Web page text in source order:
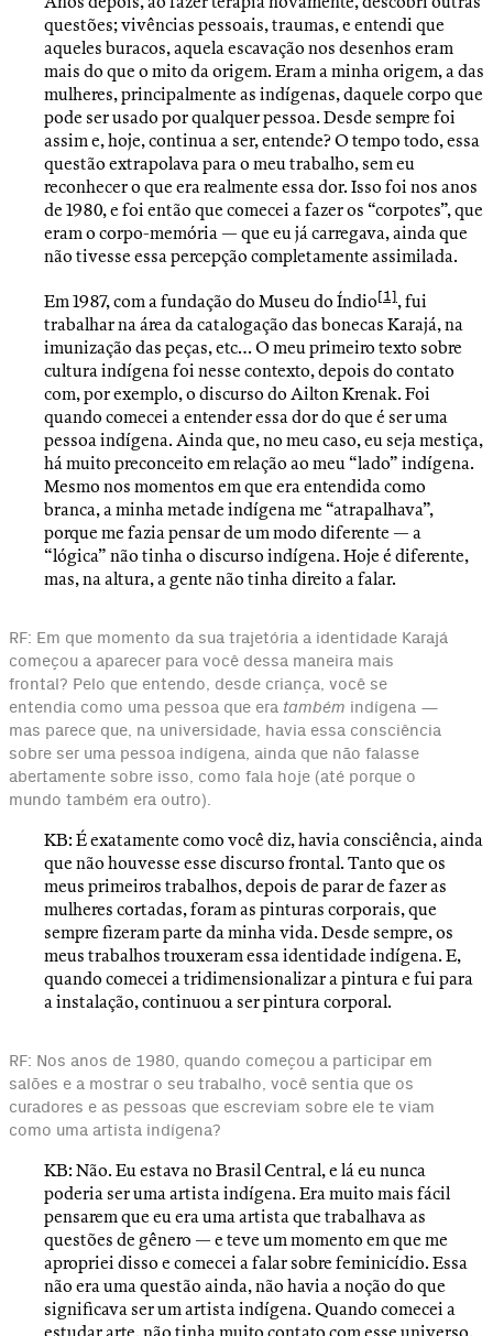
questões; vivências pessoais, traumas, e entendi que
aqueles buracos, aquela escavação nos desenhos eram
mais do que o mito da origem. Eram a minha origem, a das
mulheres, principalmente as indígenas, daquele corpo que
pode ser usado por qualquer pessoa. Desde sempre foi
assim e, hoje, continua a ser, entende? O tempo todo, essa
questão extrapolava para o meu trabalho, sem eu
reconhecer o que era realmente essa dor. Isso foi nos anos
de 1980, e foi então que comecei a fazer os “corpotes”, que
eram o corpo-memória — que eu já carregava, ainda que
não tivesse essa percepção completamente assimilada.
Em 1987, com a fundação do Museu do Índio [1] , fui
trabalhar na área da catalogação das bonecas Karajá, na
imunização das peças, etc… O meu primeiro texto sobre
cultura indígena foi nesse contexto, depois do contato
com, por exemplo, o discurso do Ailton Krenak. Foi
quando comecei a entender essa dor do que é ser uma
pessoa indígena. Ainda que, no meu caso, eu seja mestiça,
há muito preconceito em relação ao meu “lado” indígena.
Mesmo nos momentos em que era entendida como
branca, a minha metade indígena me “atrapalhava”,
porque me fazia pensar de um modo diferente — a
“lógica” não tinha o discurso indígena. Hoje é diferente,
mas, na altura, a gente não tinha direito a falar.
RF: Em que momento da sua trajetória a identidade Karajá
começou a aparecer para você dessa maneira mais
frontal? Pelo que entendo, desde criança, você se
entendia como uma pessoa que era também indígena —
mas parece que, na universidade, havia essa consciência
sobre ser uma pessoa indígena, ainda que não falasse
abertamente sobre isso, como fala hoje (até porque o
mundo também era outro).
KB: É exatamente como você diz, havia consciência, ainda
que não houvesse esse discurso frontal. Tanto que os
meus primeiros trabalhos, depois de parar de fazer as
mulheres cortadas, foram as pinturas corporais, que
sempre fizeram parte da minha vida. Desde sempre, os
meus trabalhos trouxeram essa identidade indígena. E,
quando comecei a tridimensionalizar a pintura e fui para
a instalação, continuou a ser pintura corporal.
RF: Nos anos de 1980, quando começou a participar em
salões e a mostrar o seu trabalho, você sentia que os
curadores e as pessoas que escreviam sobre ele te viam
como uma artista indígena?
KB: Não. Eu estava no Brasil Central, e lá eu nunca
poderia ser uma artista indígena. Era muito mais fácil
pensarem que eu era uma artista que trabalhava as
questões de gênero — e teve um momento em que me
apropriei disso e comecei a falar sobre feminicídio. Essa
não era uma questão ainda, não havia a noção do que
significava ser um artista indígena. Quando comecei a